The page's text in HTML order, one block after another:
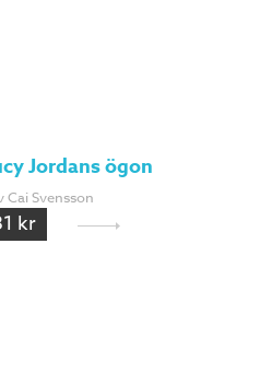
Jordans ögon
Cai Svensson
kr